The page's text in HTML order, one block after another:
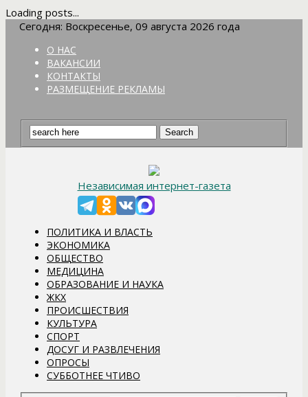
Loading posts...
Сегодня: Воскресенье, 09 августа 2026 года
О НАС
ВАКАНСИИ
КОНТАКТЫ
РАЗМЕЩЕНИЕ РЕКЛАМЫ
Независимая интернет-газета
ПОЛИТИКА И ВЛАСТЬ
ЭКОНОМИКА
ОБЩЕСТВО
МЕДИЦИНА
ОБРАЗОВАНИЕ И НАУКА
ЖКХ
ПРОИСШЕСТВИЯ
КУЛЬТУРА
СПОРТ
ДОСУГ И РАЗВЛЕЧЕНИЯ
ОПРОСЫ
СУББОТНЕЕ ЧТИВО